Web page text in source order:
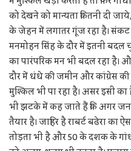
को देखने को मान्यता कितनी दी
के जेहन में लगातर गूंज रहा है। संकट
मनमोहन सिंह के दौर में इतनी बदल
का पारंपरिक मन भी बदल रहा है।
दौर में धंधे की जमीन और कांग्रेस
मुश्किल भी पा रहा है। असर इसी का
भी झटके में कह जाते हैं कि अगर
तैयार है। जाहिर है राबर्ट बढेरा का
तोड़ता भी है और 50 के दशक के